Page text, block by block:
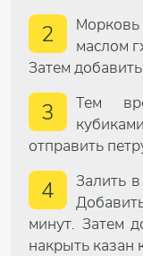
2
Морковь
маслом
Затем
3
Тем
отправить
4
Залить
минут. Затем
накрыть казан